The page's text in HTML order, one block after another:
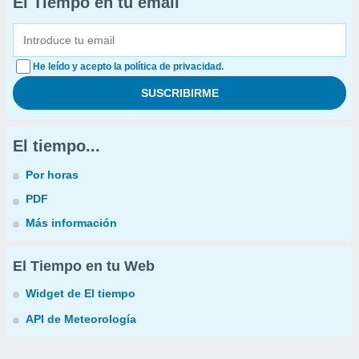
He leído y acepto la política de privacidad.
El tiempo...
Por horas
PDF
Más información
El Tiempo en tu Web
Widget de El tiempo
API de Meteorología